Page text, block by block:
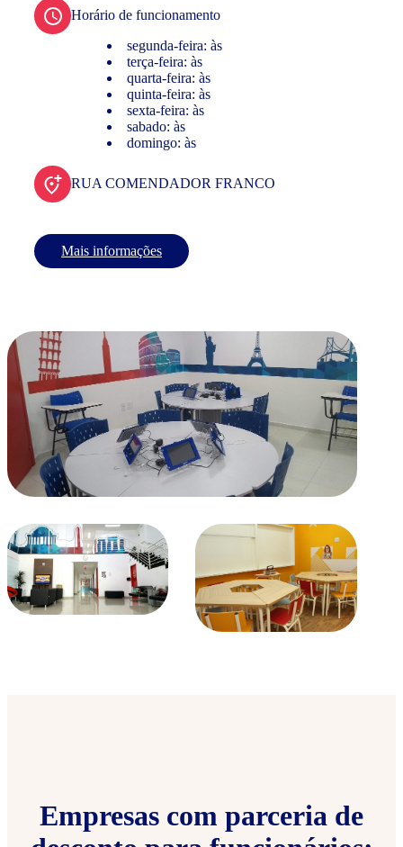
Horário de funcionamento
segunda-feira: às
terça-feira: às
quarta-feira: às
quinta-feira: às
sexta-feira: às
sabado: às
domingo: às
RUA COMENDADOR FRANCO
Mais informações
Empresas com parceria de